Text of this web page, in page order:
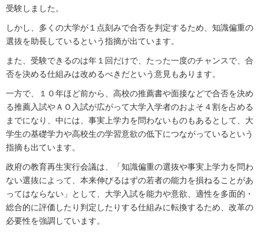
受験しました。
しかし、多くの大学が１点刻みで合否を判定するため、知識偏重の
選抜を助長しているという指摘が出ています。
また、受験できるのは年１回だけで、たった一度のチャンスで、合
否を決める仕組みは改めるべきだという意見もあります。
一方で、１０年ほど前から、高校の推薦書や面接などで合否を決め
る推薦入試やＡＯ入試が広がって大学入学者のおよそ４割を占める
までになり、中には、事実上学力を問わないものもあるとして、大
学生の基礎学力や高校生の学習意欲の低下につながっているという
指摘も出ています。
政府の教育再生実行会議は、「知識偏重の選抜や事実上学力を問わ
ない選抜によって、本来伸びるはずの若者の能力を損ねることがあ
ってはならない」として、大学入試を能力や意欲、適性を多面的・
総合的に評価したり判定したりする仕組みに転換するため、改革の
必要性を強調しています。